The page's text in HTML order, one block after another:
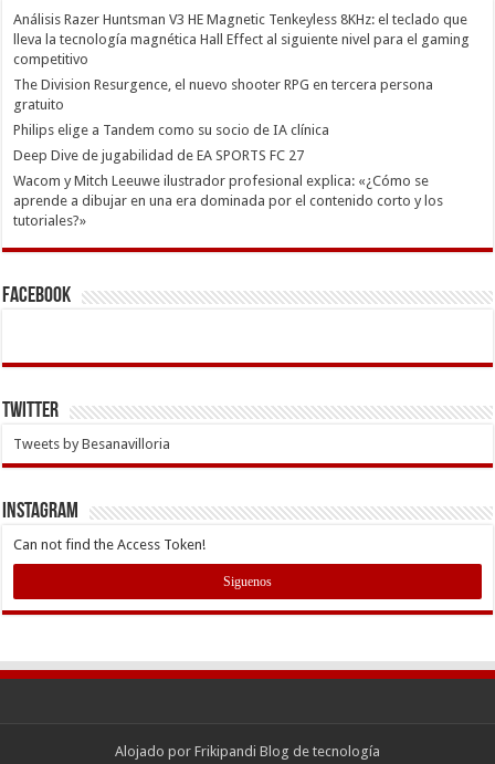
Análisis Razer Huntsman V3 HE Magnetic Tenkeyless 8KHz: el teclado que
lleva la tecnología magnética Hall Effect al siguiente nivel para el gaming
competitivo
The Division Resurgence, el nuevo shooter RPG en tercera persona
gratuito
Philips elige a Tandem como su socio de IA clínica
Deep Dive de jugabilidad de EA SPORTS FC 27
Wacom y Mitch Leeuwe ilustrador profesional explica: «¿Cómo se
aprende a dibujar en una era dominada por el contenido corto y los
tutoriales?»
Facebook
Twitter
Tweets by Besanavilloria
INSTAGRAM
Can not find the Access Token!
Siguenos
Alojado por Frikipandi Blog de tecnología